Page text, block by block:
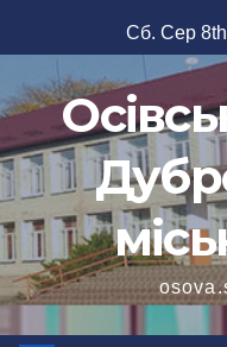
до
вмісту
Сб. Сер